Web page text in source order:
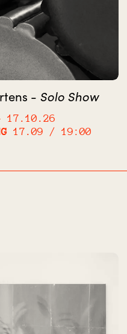
- Solo Show
17.10.26
17.09 / 19:00